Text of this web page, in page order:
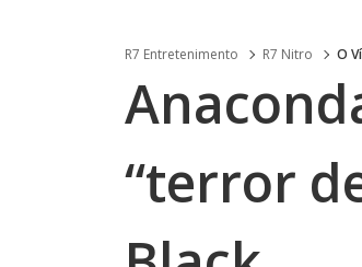
R7 Entretenimento R7 Nitro O
“terror